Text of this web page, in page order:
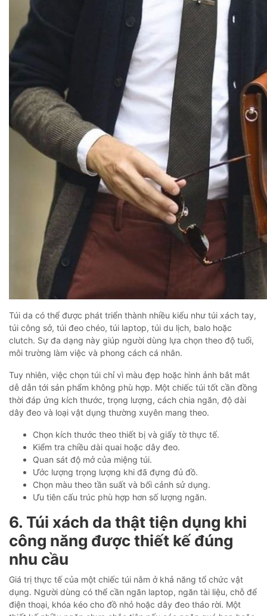
Túi da có thể được phát triển thành nhiều kiểu như túi xách tay,
túi công sở, túi đeo chéo, túi laptop, túi du lịch, balo hoặc
clutch. Sự đa dạng này giúp người dùng lựa chọn theo độ tuổi,
môi trường làm việc và phong cách cá nhân.
Tuy nhiên, việc chọn túi chỉ vì màu đẹp hoặc hình ảnh bắt mắt
dễ dẫn tới sản phẩm không phù hợp. Một chiếc túi tốt cần đồng
thời đáp ứng kích thước, trọng lượng, cách chia ngăn, độ dài
dây đeo và loại vật dụng thường xuyên mang theo.
Chọn kích thước theo thiết bị và giấy tờ thực tế.
Kiểm tra chiều dài quai hoặc dây đeo.
Quan sát độ mở của miệng túi.
Ước lượng trọng lượng khi đã đựng đủ đồ.
Chọn màu theo tần suất và bối cảnh sử dụng.
Ưu tiên cấu trúc phù hợp hơn số lượng ngăn.
6. Túi xách da thật tiện dụng khi
công năng được thiết kế đúng
nhu cầu
Giá trị thực tế của một chiếc túi nằm ở khả năng tổ chức vật
dụng. Người dùng có thể cần ngăn laptop, ngăn tài liệu, chỗ để
điện thoại, khóa kéo cho đồ nhỏ hoặc dây đeo tháo rời. Một